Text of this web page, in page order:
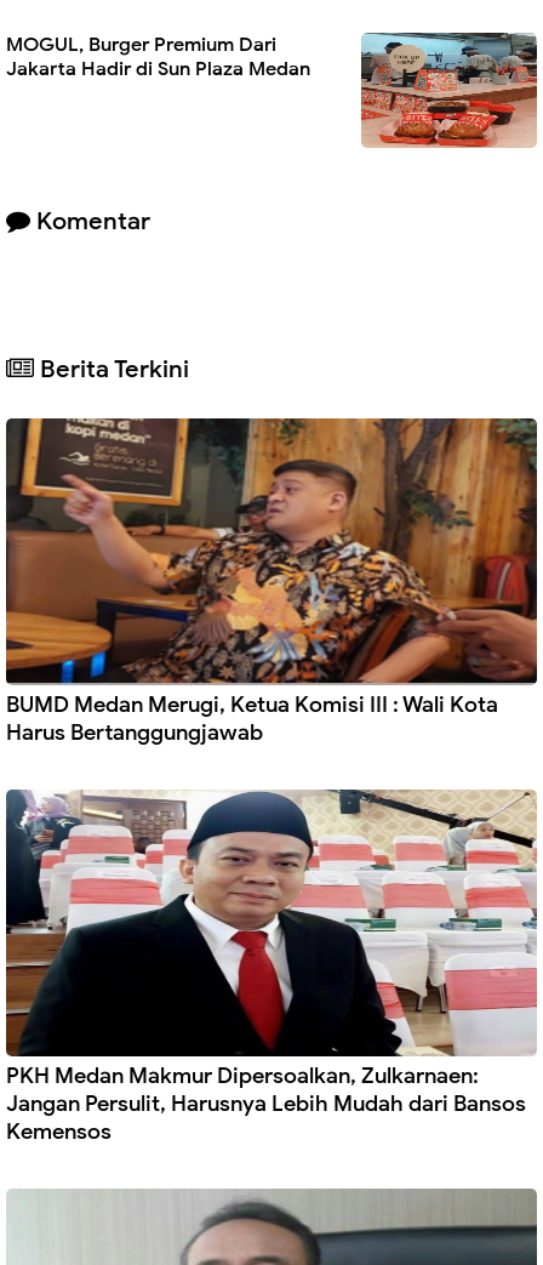
MOGUL, Burger Premium Dari
Jakarta Hadir di Sun Plaza Medan
Komentar
Berita Terkini
BUMD Medan Merugi, Ketua Komisi III : Wali Kota
Harus Bertanggungjawab
PKH Medan Makmur Dipersoalkan, Zulkarnaen:
Jangan Persulit, Harusnya Lebih Mudah dari Bansos
Kemensos